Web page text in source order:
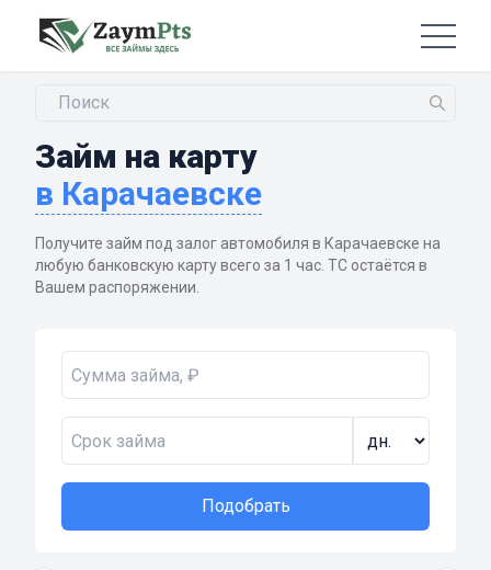
Займ на карту
в Карачаевске
Получите займ под залог автомобиля в Карачаевске на
любую банковскую карту всего за 1 час. ТС остаётся в
Вашем распоряжении.
Подобрать